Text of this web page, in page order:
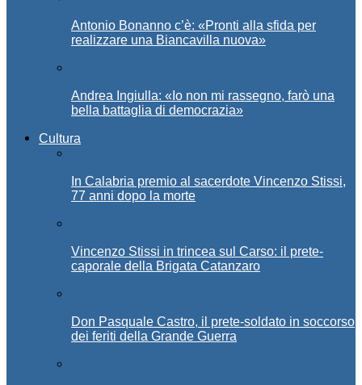
Antonio Bonanno c’è: «Pronti alla sfida per
realizzare una Biancavilla nuova»
Andrea Ingiulla: «Io non mi rassegno, farò una
bella battaglia di democrazia»
Cultura
In Calabria premio al sacerdote Vincenzo Stissi,
77 anni dopo la morte
Vincenzo Stissi in trincea sul Carso: il prete-
caporale della Brigata Catanzaro
Don Pasquale Castro, il prete-soldato in soccorso
dei feriti della Grande Guerra